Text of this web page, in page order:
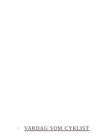
VARDAG SOM CYKLIST